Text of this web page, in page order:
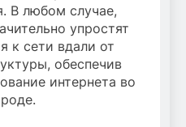
В любом случае,
упростят
к сети вдали от
обеспечив
интернета во